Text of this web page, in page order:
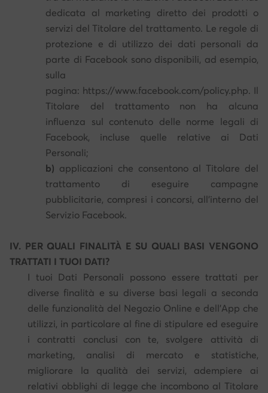
dedicata al marketing diretto dei prodotti o
servizi del Titolare del trattamento. Le regole di
protezione e di utilizzo dei dati personali da
parte di Facebook sono disponibili, ad esempio,
sulla
pagina: https://www.facebook.com/policy.php. Il
Titolare del trattamento non ha alcuna
influenza sul contenuto delle norme legali di
Facebook, incluse quelle relative ai Dati
Personali;
b) applicazioni che consentono al Titolare del
trattamento di eseguire campagne
pubblicitarie, compresi i concorsi, all'interno del
Servizio Facebook.
IV. PER QUALI FINALITÀ E SU QUALI BASI VENGONO
TRATTATI I TUOI DATI?
I tuoi Dati Personali possono essere trattati per
diverse finalità e su diverse basi legali a seconda
delle funzionalità del Negozio Online e dell'App che
utilizzi, in particolare al fine di stipulare ed eseguire
i contratti conclusi con te, svolgere attività di
marketing, analisi di mercato e statistiche,
migliorare la qualità dei servizi, adempiere ai
relativi obblighi di legge che incombono al Titolare